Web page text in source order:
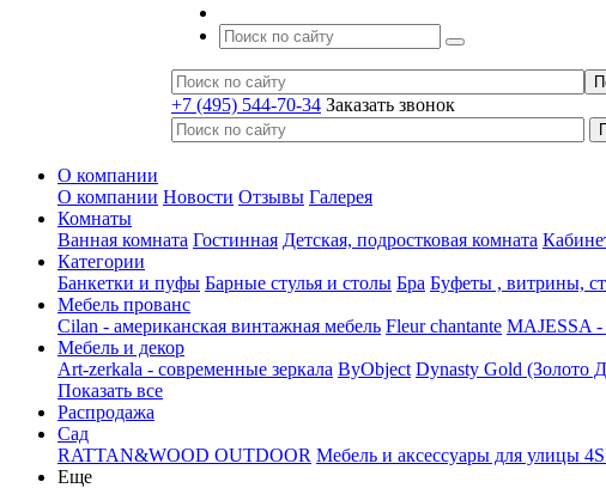
+7 (495) 544-70-34 Заказать звонок
О компании
О компании Новости Отзывы Галерея
Комнаты
Ванная комната Гостинная Детская, подростковая комната
Категории
Банкетки и пуфы Барные стулья и столы Бра Буфеты , витрины,
Мебель прованс
Cilan - американская винтажная мебель Fleur chantante MAJESSA -
Мебель и декор
Art-zerkala - современные зеркала ByObject Dynasty Gold (Золото
Показать все
Распродажа
Сад
RATTAN&WOOD OUTDOOR Мебель и аксессуары для улицы
Еще